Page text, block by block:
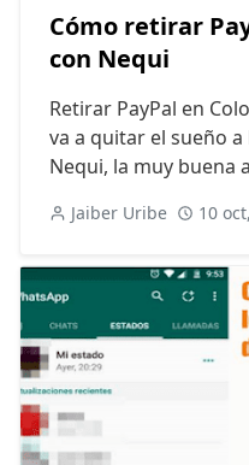
Cómo retirar
con Nequi
Retirar PayPal en
va a quitar el sueño
Nequi, la muy buena
Jaiber Uribe 10